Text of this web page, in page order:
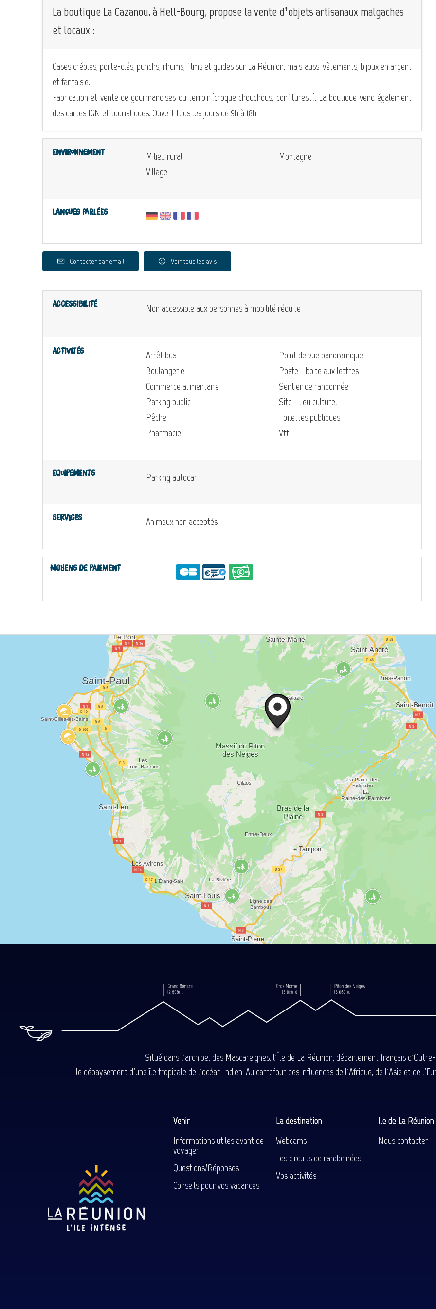
La boutique La Cazanou, à Hell-Bourg, propose la vente d’objets artisanaux malgaches
et locaux :
Cases créoles, porte-clés, punchs, rhums, films et guides sur La Réunion, mais aussi vêtements, bijoux en argent
et fantaisie.
Fabrication et vente de gourmandises du terroir (croque chouchous, confitures...). La boutique vend également
des cartes IGN et touristiques. Ouvert tous les jours de 9h à 18h.
Environnement Milieu rural
Montagne
Village
Langues parlées
Contacter par email Voir tous les avis
Accessibilité Non accessible aux personnes à mobilité réduite
Activités
Arrêt bus
Boulangerie
Commerce alimentaire
Parking public
Pêche
Pharmacie
Point de vue panoramique
Poste - boite aux lettres
Sentier de randonnée
Site - lieu culturel
Toilettes publiques
Vtt
Equipements Parking autocar
Services Animaux non acceptés
Moyens de paiement
Situé dans l'archipel des Mascareignes, l'Île de La Réunion, département français
le dépaysement d'une île tropicale de l'océan Indien. Au carrefour des influences de l'Afrique, de l'Asie et de
Venir
Informations utiles avant de
voyager
Questions/Réponses
Conseils pour vos vacances
La destination
Webcams
Les circuits de randonnées
Vos activités
Ile de La
Nous contacter